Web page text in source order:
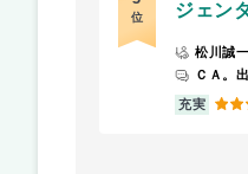
位 ジェン
松川誠一
充実 4